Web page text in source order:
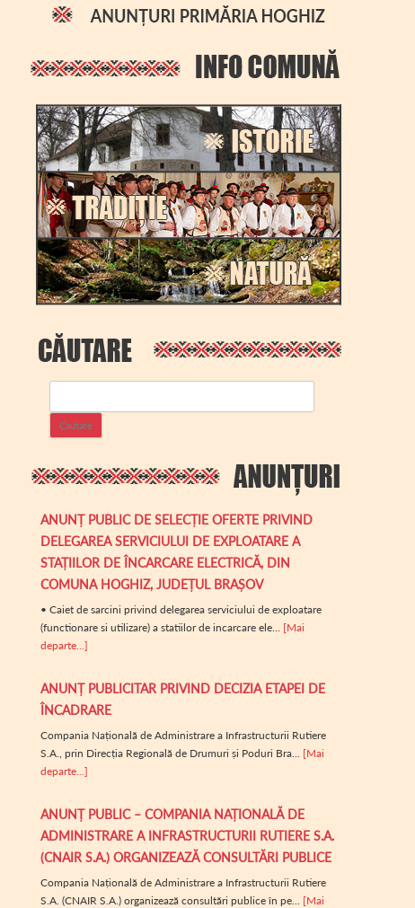
ANUNȚ PUBLIC DE SELECȚIE OFERTE PRIVIND
DELEGAREA SERVICIULUI DE EXPLOATARE A
STAȚIILOR DE ÎNCARCARE ELECTRICĂ, DIN
COMUNA HOGHIZ, JUDEȚUL BRAȘOV
• Caiet de sarcini privind delegarea serviciului de exploatare
(functionare si utilizare) a statiilor de incarcare ele... [Mai
departe...]
ANUNȚ PUBLICITAR PRIVIND DECIZIA ETAPEI DE
ÎNCADRARE
Compania Națională de Administrare a Infrastructurii Rutiere
S.A., prin Direcția Regională de Drumuri și Poduri Bra... [Mai
departe...]
ANUNȚ PUBLIC – COMPANIA NAȚIONALĂ DE
ADMINISTRARE A INFRASTRUCTURII RUTIERE S.A.
(CNAIR S.A.) ORGANIZEAZĂ CONSULTĂRI PUBLICE
Compania Națională de Administrare a Infrastructurii Rutiere
S.A. (CNAIR S.A.) organizează consultări publice în pe... [Mai